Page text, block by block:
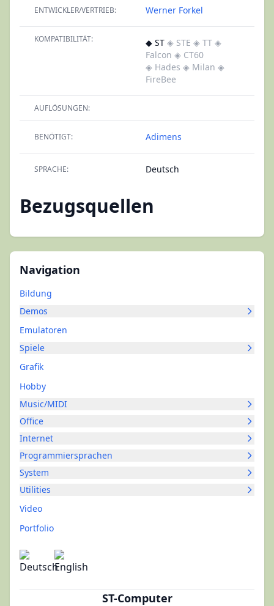
Navigation
Bildung
Demos
Emulatoren
Spiele
Grafik
Hobby
Music/MIDI
Office
Internet
Programmiersprachen
System
Utilities
Video
Portfolio
ST-Computer
ENTWICKLER/VERTRIEB: Werner Forkel
KOMPATIBILITÄT: ◆ ST ◈ STE ◈ TT ◈
Falcon ◈ CT60
◈ Hades ◈ Milan ◈
FireBee
AUFLÖSUNGEN:
BENÖTIGT: Adimens
SPRACHE: Deutsch
Bezugsquellen